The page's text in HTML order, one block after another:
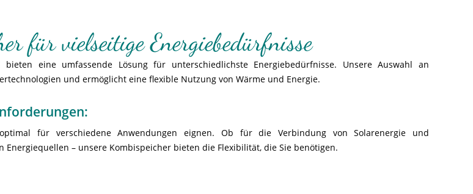
für vielseitige Energiebedürfnisse
eine umfassende Lösung für unterschiedlichste Energiebedürfnisse. Unsere Auswahl an
und ermöglicht eine flexible Nutzung von Wärme und Energie.
für verschiedene Anwendungen eignen. Ob für die Verbindung von Solarenergie und
– unsere Kombispeicher bieten die Flexibilität, die Sie benötigen.